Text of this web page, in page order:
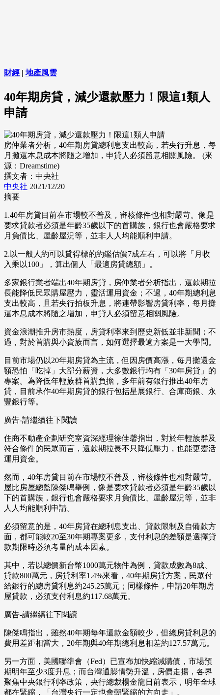
財經 | 地產風雲
40年期房貸，減少還款壓力！限這1類人
申請
房仲業者分析，40年期房貸總利息支出較高，若央行升息，每
月攤還本息成本將隨之增加，申貸人必須留意相關風險。 (來
源：Dreamstime)
撰文者：中央社
中央社 2021/12/20
摘要
1.40年房貸目前在市場較不普及，審核條件也相對嚴苛。像是
要求貸款者必須是年齡35歲以下的首購族，銀行也會嚴格要求
月負債比、屋齡屋況等，並非人人均能順利申請。
2.以一般人約可以貸得標的約鑑估價7成左右，可以將「月收
入乘以100」，算出個人「最適房貸總額」。
多家銀行業者端出40年期房貸，房仲業者分析指出，還款期拉
長能降低民眾購屋壓力，靈活運用資金；不過，40年期總利息
支出較高，且若央行拍板升息，將連帶影響房貸利率，每月攤
還本息成本將隨之增加，申貸人必須留意相關風險。
資金浪潮推升房市熱度，房貸利率來到歷史新低並非新聞；不
過，對於首購與小資族而言，如何選擇最適方案是一大學問。
目前市場仍以20年期房貸為主流，但因房價高漲，每月攤還金
額恐怕「吃掉」大部分薪資，大多數銀行均有「30年房貸」的
專案。為降低年輕族群首購負擔，多年前有銀行推出40年房
貸，目前承作40年期房貸的銀行包括星展銀行、合庫商銀、永
豐銀行等。
廣告-請繼續往下閱讀
住商不動產企劃研究室資深經理徐佳馨指出，對於年輕族群及
符合條件的民眾而言，還款期拉長不只降低壓力，也能更靈活
運用資金。
然而，40年房貸目前在市場較不普及，審核條件也相對嚴苛。
屋比房屋總監陳傑鳴舉例，像是要求貸款者必須是年齡35歲以
下的首購族，銀行也會嚴格要求月負債比、屋齡屋況等，並非
人人均能順利申請。
必須留意的是，40年房貸在總利息支出、貸款限制及自備款方
面，都可能較20至30年期專案更多，支付利息的差額是選擇貸
款期限時必須考量的成本因素。
其中，若以總價新台幣1000萬元物件為例，貸款成數為8成、
貸款800萬元，房貸利率1.4%來看，40年期房貸方案，民眾付
給銀行的總房貸利息約245.25萬元；同樣條件，申請20年期房
屋貸款，必須支付利息約117.68萬元。
廣告-請繼續往下閱讀
陳傑鳴指出，雖然40年期每年還款金額較少，但總房貸利息的
費用差距相當大，20年期與40年期總利息相差約127.57萬元。
另一方面，美國聯準會（Fed）已宣布加快縮減購債，市場預
期明年至少3度升息；而台灣通膨情勢升溫，房價走揚，各界
聚焦中央銀行利率政策，央行總裁楊金龍日前表示，明年全球
都在緊縮，「台灣央行一定也會朝緊縮的方向走」。